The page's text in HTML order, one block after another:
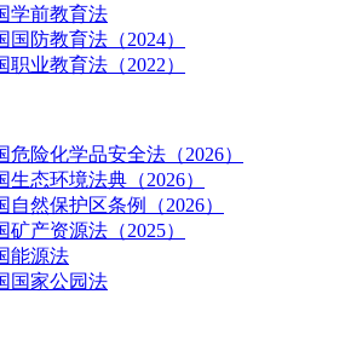
学前教育法
防教育法（2024）
业教育法（2022）
险化学品安全法（2026）
态环境法典（2026）
然保护区条例（2026）
产资源法（2025）
能源法
国家公园法